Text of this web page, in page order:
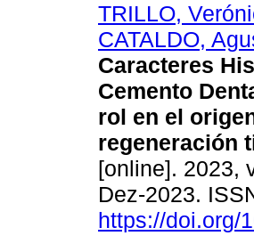
TRILLO,
CATALDO,
Caracteres
Cemento
rol en el
regeneración
[online]. 2023,
Dez-2023.
https://doi.org/